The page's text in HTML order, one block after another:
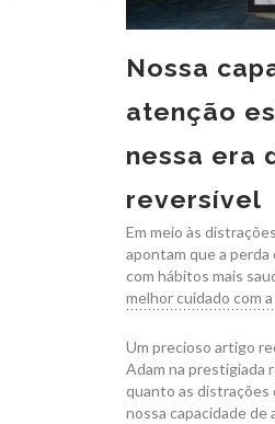
Nossa
atenção
nessa era
reversível
Em meio às
apontam que a
com hábitos mais
melhor cuidado com
Um precioso artigo
Adam na prestigiada
quanto as distrações
nossa capacidade de